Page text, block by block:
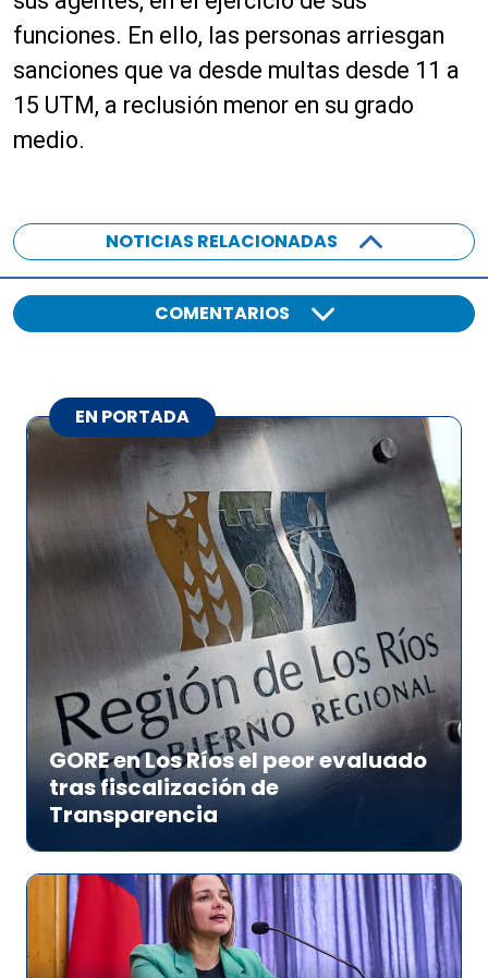
funciones. En ello, las personas arriesgan
sanciones que va desde multas desde 11 a
15 UTM, a reclusión menor en su grado
medio.
NOTICIAS RELACIONADAS
COMENTARIOS
EN PORTADA
GORE en Los Ríos el peor evaluado
tras fiscalización de
Transparencia